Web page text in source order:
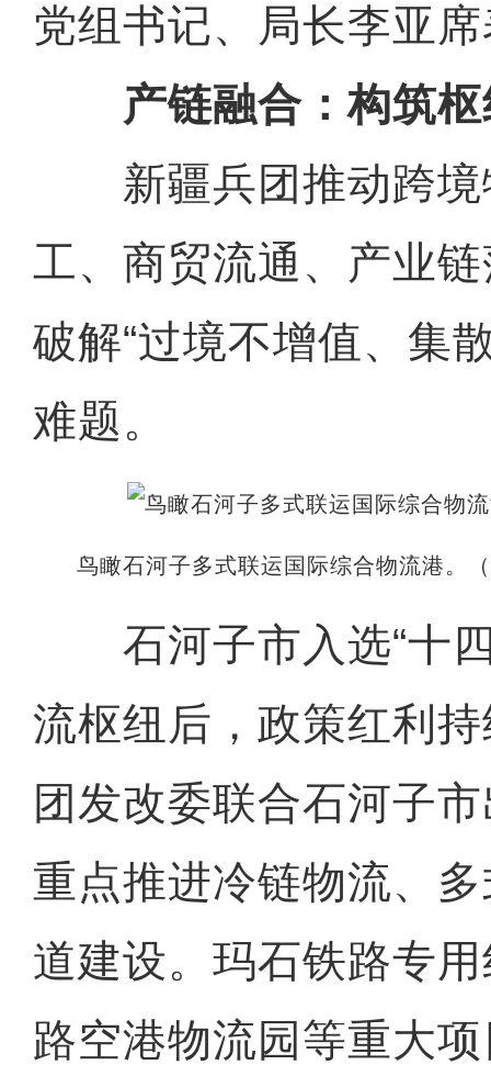
党组书记、局长李亚
产链融合：构筑
新疆兵团推动跨境
工、商贸流通、产业
破解“过境不增值、集
难题。
鸟瞰石河子多式联运国际综合物流港。
石河子市入选“十四
流枢纽后，政策红利
团发改委联合石河子
重点推进冷链物流、
道建设。玛石铁路专
路空港物流园等重大